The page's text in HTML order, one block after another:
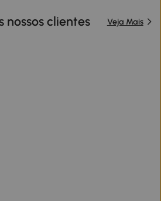
nossos clientes Veja Mais